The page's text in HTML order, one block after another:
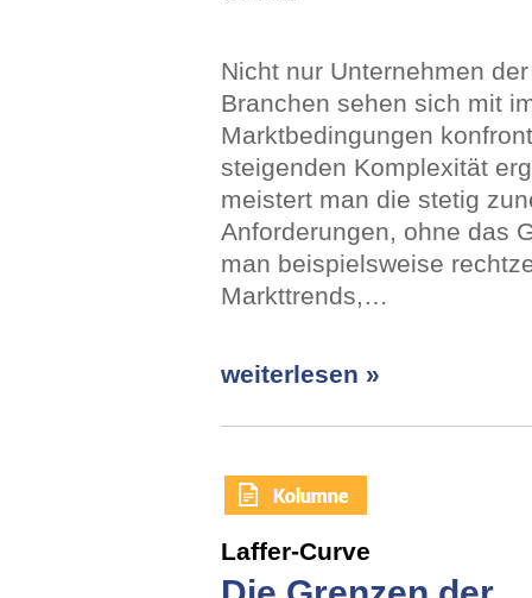
Nicht nur Unternehmen
Branchen sehen sich mit
Marktbedingungen
steigenden Komplexität
meistert man die stetig
Anforderungen, ohne das
man beispielsweise
Markttrends,…
weiterlesen »
Laffer-Curve